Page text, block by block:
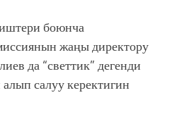
боюнча
жаңы директору
да “светтик” дегенди
салуу керектигин